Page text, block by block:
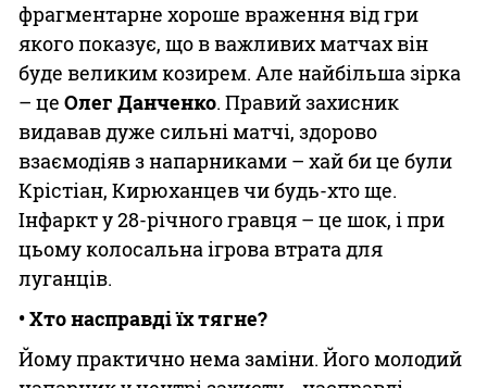
фрагментарне хороше враження від гри
якого показує, що в важливих матчах він
буде великим козирем. Але найбільша зірка
– це Олег Данченко. Правий захисник
видавав дуже сильні матчі, здорово
взаємодіяв з напарниками – хай би це були
Крістіан, Кирюханцев чи будь-хто ще.
Інфаркт у 28-річного гравця – це шок, і при
цьому колосальна ігрова втрата для
луганців.
• Хто насправді їх тягне?
Йому практично нема заміни. Його молодий